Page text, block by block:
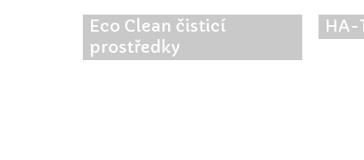
Eco Clean čisticí
prostředky
HA-